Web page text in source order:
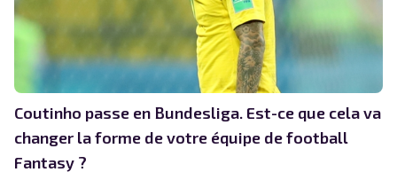
Coutinho passe en Bundesliga. Est-ce que cela va
changer la forme de votre équipe de football
Fantasy ?